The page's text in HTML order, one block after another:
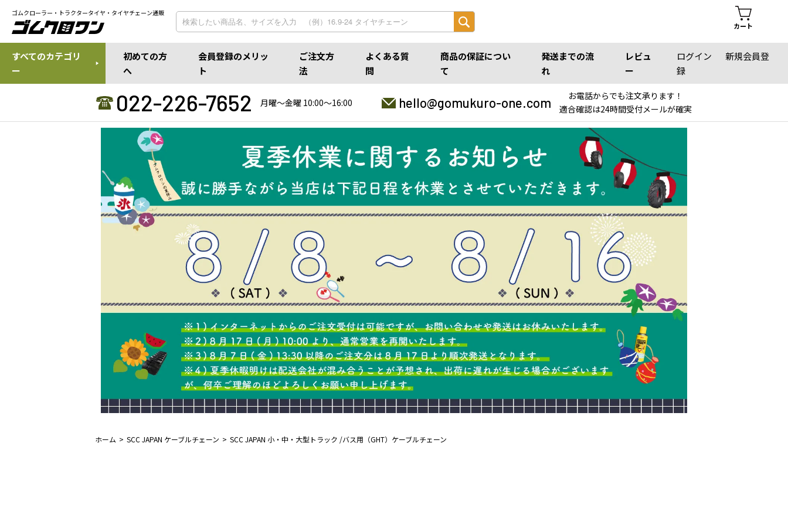
ゴムクローラー・トラクタータイヤ・タイヤチェーン通販
カート
すべてのカテゴリ
ー
初めての方
へ
会員登録のメリッ
ト
ご注文方
法
よくある質
問
商品の保証につい
て
発送までの流
れ
レビュ
ー
ログイン
新規会員登
録
022-226-7652 月曜〜金曜 10:00〜16:00 hello@gomukuro-one.com
お電話からでも注文承ります！
適合確認は24時間受付メールが確実
ホーム SCC JAPAN ケーブルチェーン SCC JAPAN 小・中・大型トラック /バス用（GHT）ケーブルチェーン